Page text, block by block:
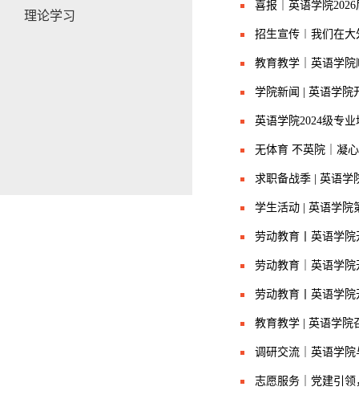
理论学习
喜报｜英语学院
招生宣传︱我们在
教育教学｜英语学
学院新闻 | 英语学院
英语学院2024级专
无体育 不英院｜凝
求职备战季 | 英语学
学生活动 | 英语学院
劳动教育丨英语学
劳动教育｜英语学
劳动教育丨英语学
教育教学 | 英语学院
调研交流｜英语学
志愿服务｜党建引